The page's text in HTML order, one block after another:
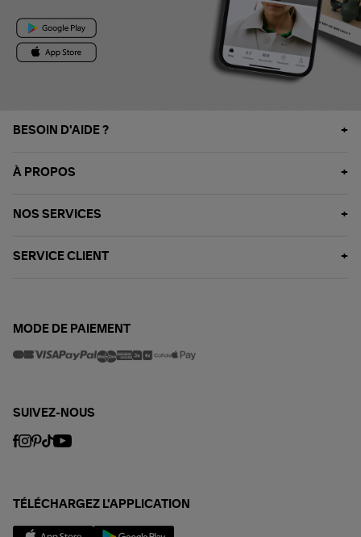
BESOIN D'AIDE ?
À PROPOS
NOS SERVICES
SERVICE CLIENT
MODE DE PAIEMENT
SUIVEZ-NOUS
TÉLÉCHARGEZ L'APPLICATION